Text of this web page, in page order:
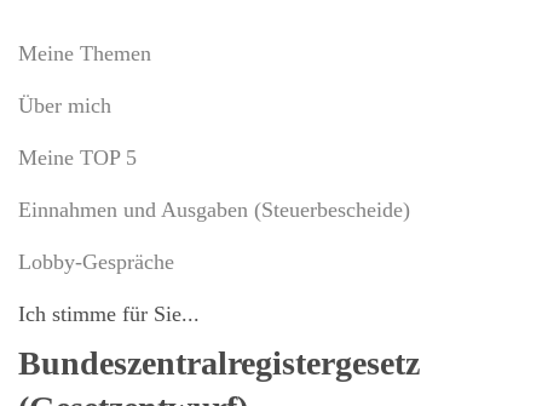
Meine Themen
Über mich
Meine TOP 5
Einnahmen und Ausgaben (Steuerbescheide)
Lobby-Gespräche
Ich stimme für Sie...
Bundeszentralregistergesetz